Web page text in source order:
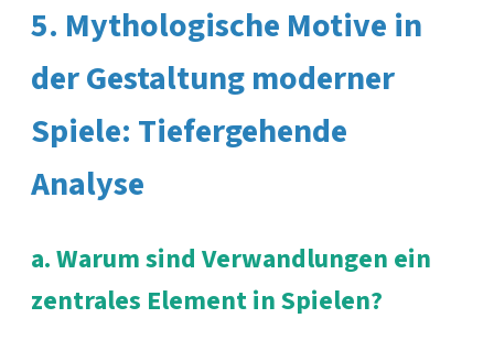
5. Mythologische Motive in
der Gestaltung moderner
Spiele: Tiefergehende
Analyse
a. Warum sind Verwandlungen ein
zentrales Element in Spielen?